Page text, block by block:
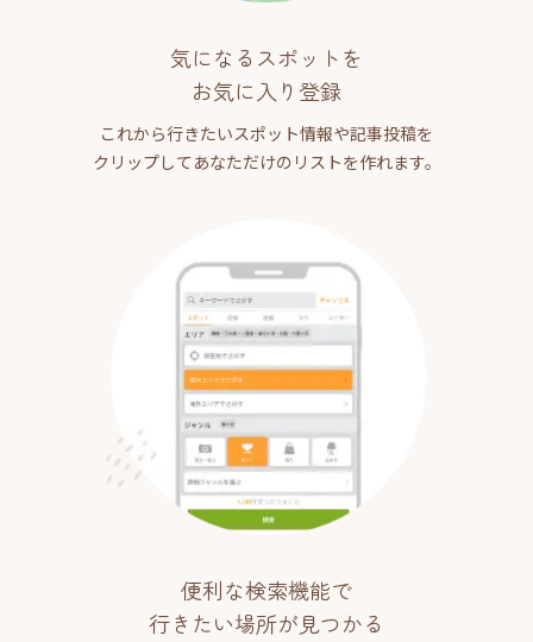
気になるスポットを
お気に入り登録
これから行きたいスポット情報や記事投稿を
クリップしてあなただけのリストを作れます。
便利な検索機能で
行きたい場所が見つかる